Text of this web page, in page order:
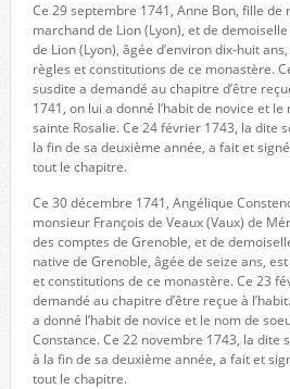
Ce 29 septembre 1741, Anne Bon, fille de
marchand de Lion (Lyon), et de
de Lion (Lyon), âgée d’environ dix-huit
règles et constitutions de ce monastère.
susdite a demandé au chapitre d’être
1741, on lui a donné l’habit de novice et
sainte Rosalie. Ce 24 février 1743, la dite
la fin de sa deuxième année, a fait et
tout le chapitre.
Ce 30 décembre 1741, Angélique
monsieur François de Veaux (Vaux) de
des comptes de Grenoble, et de
native de Grenoble, âgée de seize ans,
et constitutions de ce monastère. Ce 23
demandé au chapitre d’être reçue à
a donné l’habit de novice et le nom de
Constance. Ce 22 novembre 1743, la dite
à la fin de sa deuxième année, a fait et
tout le chapitre.